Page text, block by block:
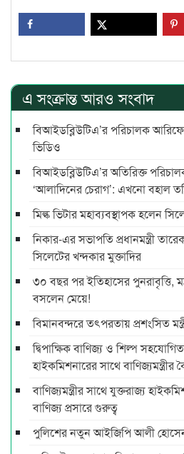
এ সংক্রান্ত আরও সংবাদ
বিআইডব্লিউটিএ’র পরিচালক
ভিডিও
বিআইডব্লিউটিএ’র অতিরিক্ত
‘আলাদিনের চেরাগ’: এখনো বহাল
মিল্ক ভিটার মহাব্যবস্থাপক হলেন
নিকার-এর সভাপতি প্রধানমন্ত্রী
সিলেটের খন্দকার মুক্তাদির
৩০ বছর পর ইতিহাসের পুনরাবৃত্তি,
বসলেন মেয়ে!
বিমানবন্দরে তৎপরতায় প্রশংসিত
দ্বিপাক্ষিক বাণিজ্য ও শিল্প
হাইকমিশনারের সাথে বাণিজ্যমন্ত্রীর
বাণিজ্যমন্ত্রীর সাথে যুক্তরাজ্য
বাণিজ্য প্রসারে গুরুত্ব
পুলিশের নতুন আইজিপি আলী